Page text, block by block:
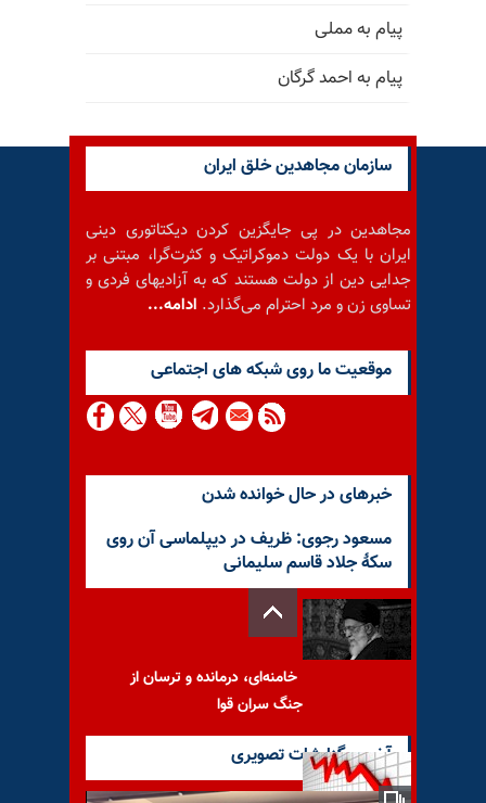
پیام به مملی
پیام به احمد گرگان
سازمان مجاهدین خلق ایران
مجاهدین در پی جایگزین کردن دیکتاتوری دینی
ایران با یک دولت دموکراتیک و کثرت‌گرا، مبتنی بر
جدایی دین از دولت هستند که به آزادیهای فردی و
تساوی زن و مرد احترام می‌گذارد. ادامه...
موقعيت ما روى شبكه هاى اجتماعى
خبرهای در حال خوانده شدن
مسعود رجوی: ظریف در دیپلماسی آن روی
سکهٔ جلاد قاسم سلیمانی
خامنه‌ای، درمانده و ترسان از
جنگ سران قوا
آخرین گزارشات تصویری